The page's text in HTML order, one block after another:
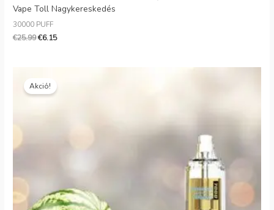
Vape Toll Nagykereskedés
30000 PUFF
€25.99€6.15
Akció!
ár:
€20.00.€4.60.